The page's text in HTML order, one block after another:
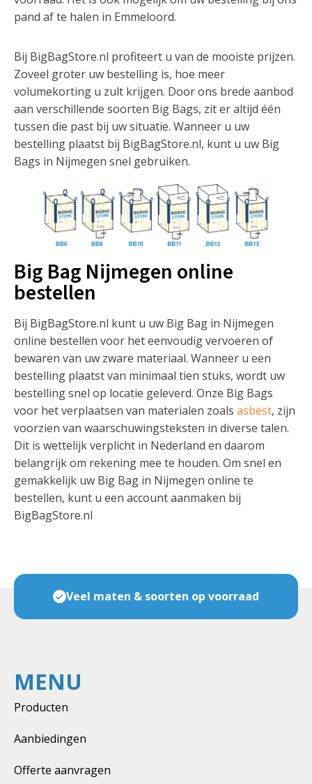
pand af te halen in Emmeloord.
Bij BigBagStore.nl profiteert u van de mooiste prijzen.
Zoveel groter uw bestelling is, hoe meer
volumekorting u zult krijgen. Door ons brede aanbod
aan verschillende soorten Big Bags, zit er altijd één
tussen die past bij uw situatie. Wanneer u uw
bestelling plaatst bij BigBagStore.nl, kunt u uw Big
Bags in Nijmegen snel gebruiken.
Big Bag Nijmegen online
bestellen
Bij BigBagStore.nl kunt u uw Big Bag in Nijmegen
online bestellen voor het eenvoudig vervoeren of
bewaren van uw zware materiaal. Wanneer u een
bestelling plaatst van minimaal tien stuks, wordt uw
bestelling snel op locatie geleverd. Onze Big Bags
voor het verplaatsen van materialen zoals asbest, zijn
voorzien van waarschuwingsteksten in diverse talen.
Dit is wettelijk verplicht in Nederland en daarom
belangrijk om rekening mee te houden. Om snel en
gemakkelijk uw Big Bag in Nijmegen online te
bestellen, kunt u een account aanmaken bij
BigBagStore.nl
Veel maten & soorten op voorraad
MENU
Producten
Aanbiedingen
Offerte aanvragen